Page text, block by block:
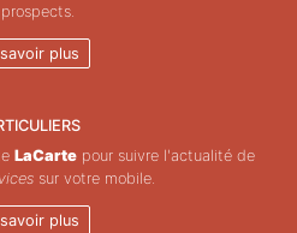
plus
LaCartepour suivre l'actualité de
sur votre mobile.
plus